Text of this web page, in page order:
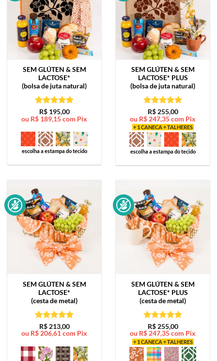
SEM GLÚTEN & SEM
LACTOSE*
(bolsa de juta natural)
Avaliação5
de 5
R$195,00
ou R$ 189,15com Pix
escolha a estampa do tecido
SEM GLÚTEN & SEM
LACTOSE* PLUS
(bolsa de juta natural)
Avaliação5
de 5
R$255,00
ou R$ 247,35com Pix
+ 1 CANECA + TALHERES
escolha a estampa do tecido
SEM GLÚTEN & SEM
LACTOSE*
(cesta de metal)
Avaliação5
de 5
R$213,00
ou R$206,61com Pix
SEM GLÚTEN & SEM
LACTOSE* PLUS
(cesta de metal)
Avaliação5
de 5
R$255,00
ou R$247,35com Pix
+ 1 CANECA + TALHERES